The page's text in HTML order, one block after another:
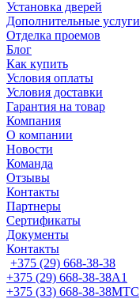
Установка дверей
Дополнительные услуги
Отделка проемов
Блог
Как купить
Условия оплаты
Условия доставки
Гарантия на товар
Компания
О компании
Новости
Команда
Отзывы
Контакты
Партнеры
Сертификаты
Документы
Контакты
+375 (29) 668-38-38
+375 (29) 668-38-38A1
+375 (33) 668-38-38МТС